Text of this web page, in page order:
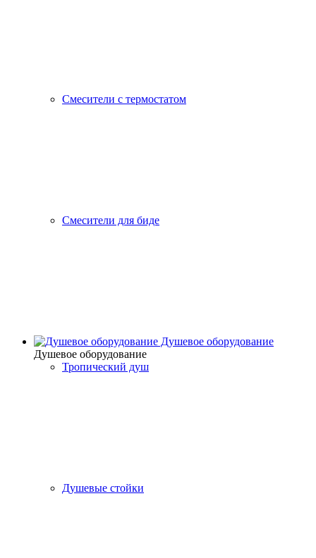
Смесители с термостатом
Смесители для биде
Душевое оборудование
Душевое оборудование
Тропический душ
Душевые стойки